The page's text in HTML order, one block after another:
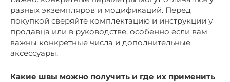
разных экземпляров и модификаций. Перед
покупкой сверяйте комплектацию и инструкции у
продавца или в руководстве, особенно если вам
важны конкретные числа и дополнительные
аксессуары.
Какие швы можно получить и где их применить